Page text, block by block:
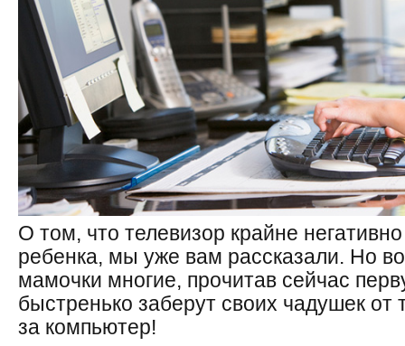
О том, что телевизор крайне
ребенка, мы уже вам рассказали. Но
мамочки многие, прочитав сейчас
быстренько заберут своих чадушек
за компьютер!